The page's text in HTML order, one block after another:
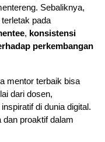
Sebaliknya,
pada
, konsistensi
perkembangan
mentor terbaik bisa
dari dosen,
di dunia digital.
proaktif dalam